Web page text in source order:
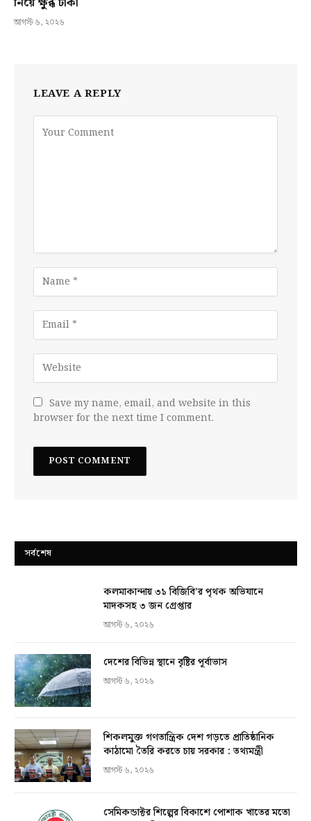
আগস্ট ৬, ২০২৬
LEAVE A REPLY
Save my name, email, and website in this
browser for the next time I comment.
সর্বশেষ
কলমাকান্দায় ৩১ বিজিবি’র পৃথক অভিযানে
মাদকসহ ৩ জন গ্রেপ্তার
আগস্ট ৬, ২০২৬
দেশের বিভিন্ন স্থানে বৃষ্টির পূর্বাভাস
আগস্ট ৬, ২০২৬
শিকলমুক্ত গণতান্ত্রিক দেশ গড়তে প্রাতিষ্ঠানিক
কাঠামো তৈরি করতে চায় সরকার : তথ্যমন্ত্রী
আগস্ট ৬, ২০২৬
সেমিকন্ডাক্টর শিল্পের বিকাশে পোশাক খাতের মতো